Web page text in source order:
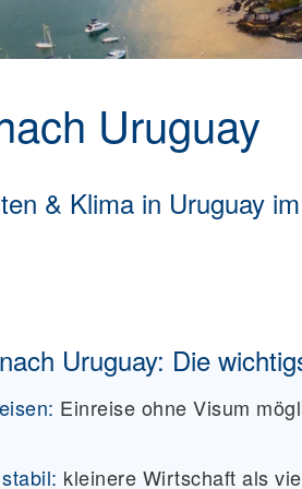
Uruguay
& Klima in Uruguay
Uruguay: Die
Einreise ohne Visum
kleinere Wirtschaft als